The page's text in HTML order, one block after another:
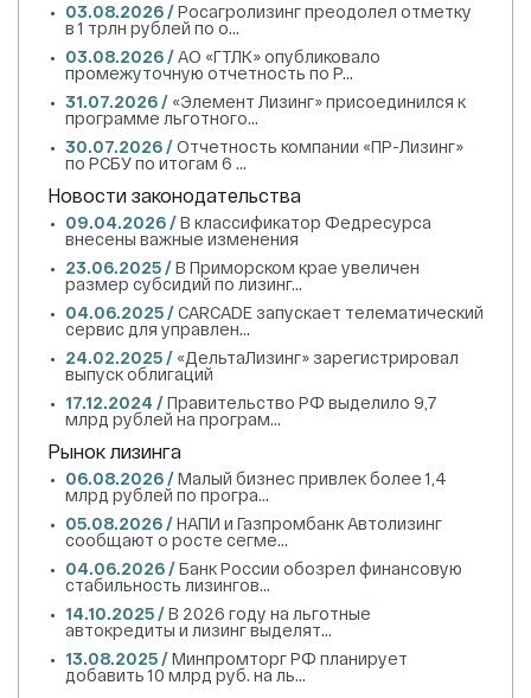
03.08.2026 /Росагролизинг преодолел отметку
в 1 трлн рублей по о...
03.08.2026 /АО «ГТЛК» опубликовало
промежуточную отчетность по Р...
31.07.2026 / «Элемент Лизинг» присоединился к
программе льготного...
30.07.2026 /Отчетность компании «ПР-Лизинг»
по РСБУ по итогам 6 ...
Новости законодательства
09.04.2026 /В классификатор Федресурса
внесены важные изменения
23.06.2025 /В Приморском крае увеличен
размер субсидий по лизинг...
04.06.2025 /CARCADE запускает телематический
сервис для управлен...
24.02.2025 / «ДельтаЛизинг» зарегистрировал
выпуск облигаций
17.12.2024 /Правительство РФ выделило 9,7
млрд рублей на програм...
Рынок лизинга
06.08.2026 /Малый бизнес привлек более 1,4
млрд рублей по програ...
05.08.2026 /НАПИ и Газпромбанк Автолизинг
сообщают о росте сегме...
04.06.2026 /Банк России обозрел финансовую
стабильность лизингов...
14.10.2025 /В 2026 году на льготные
автокредиты и лизинг выделят...
13.08.2025 /Минпромторг РФ планирует
добавить 10 млрд руб. на ль...